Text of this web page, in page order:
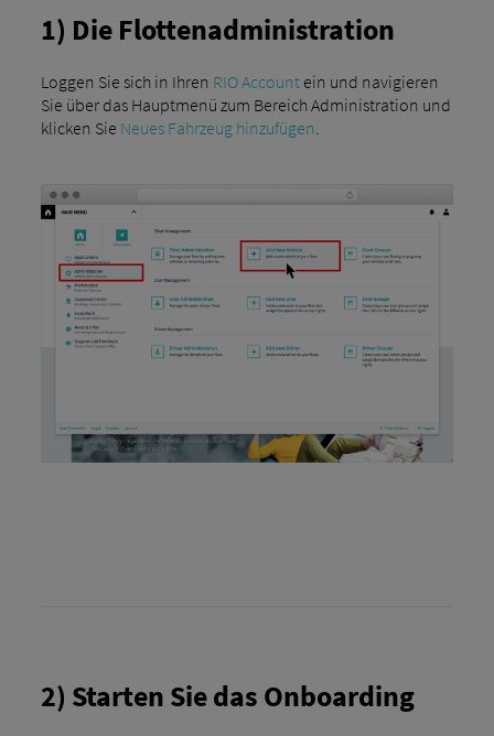
1) Die Flottenadministration
Loggen Sie sich in Ihren RIO Accountein und navigieren
Sie über das Hauptmenü zum Bereich Administration und
klicken Sie Neues Fahrzeug hinzufügen.
2) Starten Sie das Onboarding